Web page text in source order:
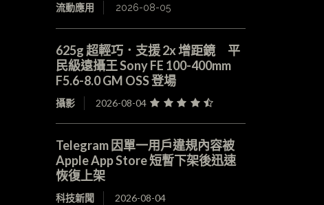
流動應用 2026-08-05
625g 超輕巧．支援 2x 增距鏡 平
民級遠攝王 Sony FE 100-400mm
F5.6-8.0 GM OSS 登場
攝影 2026-08-04
Telegram 因單一用戶違規內容被
Apple App Store 短暫下架後迅速
恢復上架
科技新聞 2026-08-04